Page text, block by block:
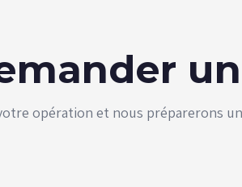
opération et nous préparerons